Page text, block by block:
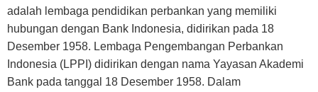
adalah lembaga pendidikan perbankan yang memiliki
hubungan dengan Bank Indonesia, didirikan pada 18
Desember 1958. Lembaga Pengembangan Perbankan
Indonesia (LPPI) didirikan dengan nama Yayasan Akademi
Bank pada tanggal 18 Desember 1958. Dalam